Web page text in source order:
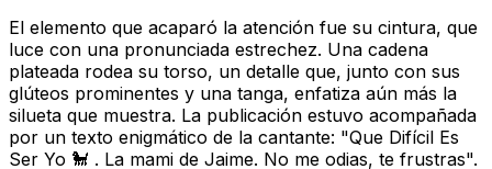
El elemento que acaparó la atención fue su cintura, que
luce con una pronunciada estrechez. Una cadena
plateada rodea su torso, un detalle que, junto con sus
glúteos prominentes y una tanga, enfatiza aún más la
silueta que muestra. La publicación estuvo acompañada
por un texto enigmático de la cantante: "Que Difícil Es
Ser Yo 🐩 . La mami de Jaime. No me odias, te frustras".